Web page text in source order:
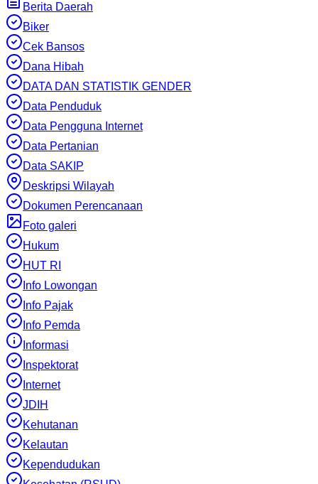
Berita Daerah
Biker
Cek Bansos
Dana Hibah
DATA DAN STATISTIK GENDER
Data Penduduk
Data Pengguna Internet
Data Pertanian
Data SAKIP
Deskripsi Wilayah
Dokumen Perencanaan
Foto galeri
Hukum
HUT RI
Info Lowongan
Info Pajak
Info Pemda
Informasi
Inspektorat
Internet
JDIH
Kehutanan
Kelautan
Kependudukan